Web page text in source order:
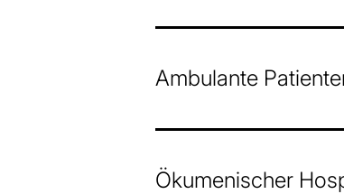
Ambulante
Ökumenischer